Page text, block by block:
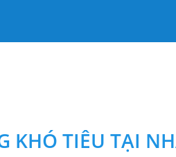
KHÓ TIÊU TẠI